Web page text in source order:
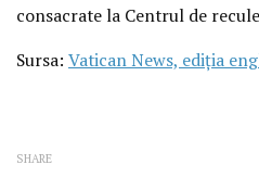
consacrate la Centrul de
Sursa: Vatican News, ediția
SHARE